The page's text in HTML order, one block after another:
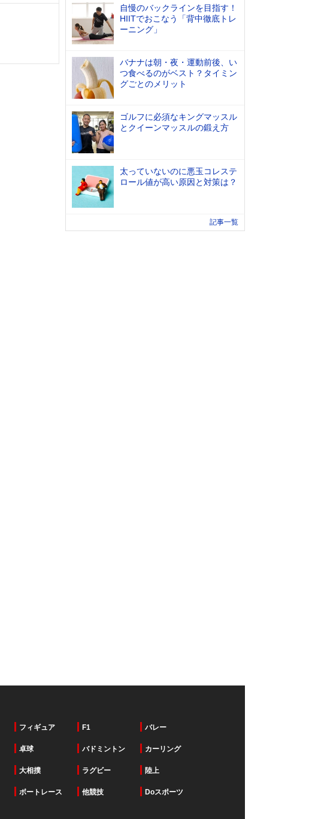
自慢のバックラインを目指す！
HIITでおこなう「背中徹底トレ
ーニング」
バナナは朝・夜・運動前後、い
つ食べるのがベスト？タイミン
グごとのメリット
ゴルフに必須なキングマッスル
とクイーンマッスルの鍛え方
太っていないのに悪玉コレステ
ロール値が高い原因と対策は？
記事一覧
フィギュア F1 バレー
卓球 バドミントン カーリング
大相撲 ラグビー 陸上
ボートレース 他競技 Doスポーツ